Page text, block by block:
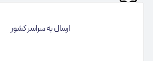
ارسال به سراسر کشور